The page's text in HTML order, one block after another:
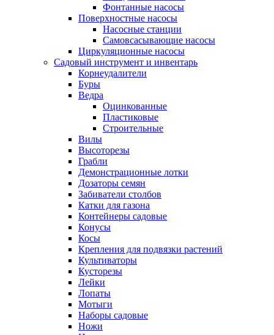
Фонтанные насосы
Поверхностные насосы
Насосные станции
Самовсасывающие насосы
Циркуляционные насосы
Садовый инструмент и инвентарь
Корнеудалители
Буры
Ведра
Оцинкованные
Пластиковые
Строительные
Вилы
Высоторезы
Грабли
Демонстрационные лотки
Дозаторы семян
Забиватели столбов
Катки для газона
Контейнеры садовые
Конусы
Косы
Крепления для подвязки растений
Культиваторы
Кусторезы
Лейки
Лопаты
Мотыги
Наборы садовые
Ножи